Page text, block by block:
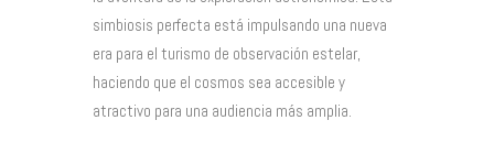
simbiosis perfecta está impulsando una nueva
era para el turismo de observación estelar,
haciendo que el cosmos sea accesible y
atractivo para una audiencia más amplia.